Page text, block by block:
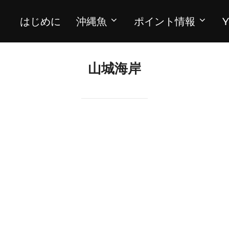
はじめに 沖縄魚 ポイント情報
山城海岸